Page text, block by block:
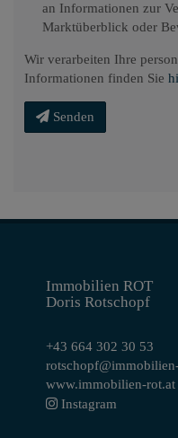
an Informationen zur
Marktüberblick oder
Wir verarbeiten Ihre
Informationen finden Sie
Senden
Immobilien ROT
Doris Rotschopf
+43 664 302 30 53
www.immobilien-rot.at
Instagram